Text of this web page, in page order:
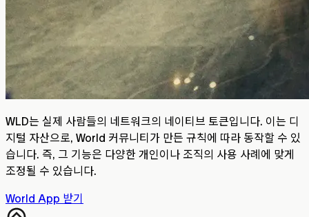
WLD는 실제 사람들의 네트워크의 네이티브 토큰입니다. 이는 디
지털 자산으로, World 커뮤니티가 만든 규칙에 따라 동작할 수 있
습니다. 즉, 그 기능은 다양한 개인이나 조직의 사용 사례에 맞게
조정될 수 있습니다.
World App 받기